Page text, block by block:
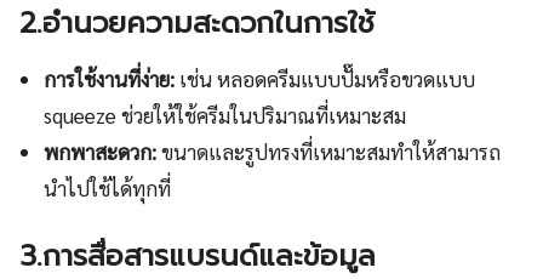
2.อำนวยความสะดวกในการใช้
การใช้งานที่ง่าย: เช่น หลอดครีมแบบปั๊มหรือขวดแบบ
squeeze ช่วยให้ใช้ครีมในปริมาณที่เหมาะสม
พกพาสะดวก:ขนาดและรูปทรงที่เหมาะสมทำให้สามารถ
นำไปใช้ได้ทุกที่
3.การสื่อสารแบรนด์และข้อมูล